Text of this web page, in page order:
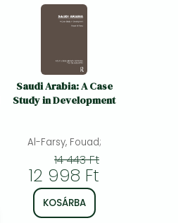
Saudi Arabia: A Case
Study in Development
Al-Farsy, Fouad;
14 443 Ft
12 998 Ft
KOSÁRBA